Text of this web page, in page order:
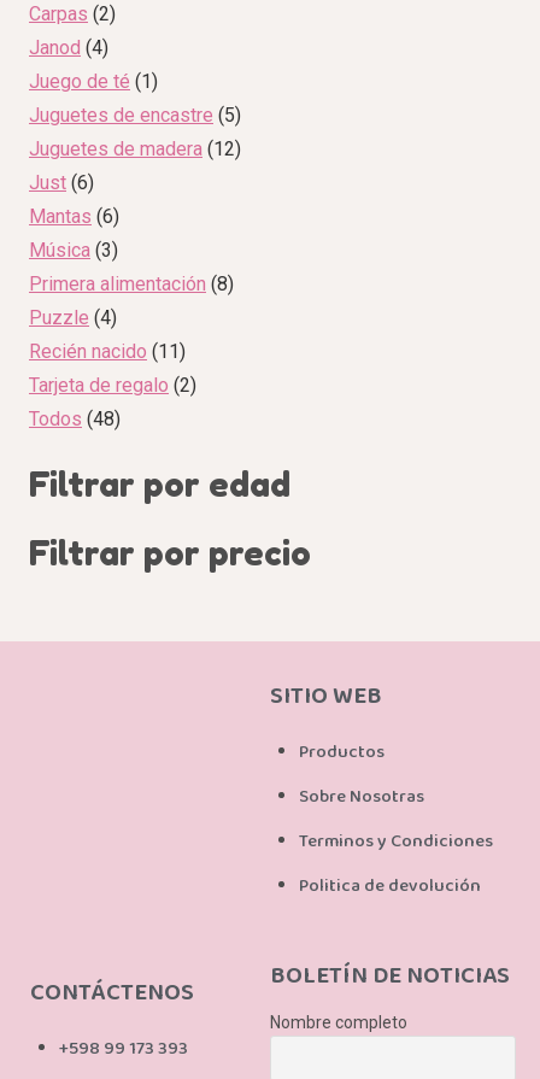
Carpas 2
Janod 4
Juego de té 1
Juguetes de encastre 5
Juguetes de madera 12
Just 6
Mantas 6
Música 3
Primera alimentación 8
Puzzle 4
Recién nacido 11
Tarjeta de regalo 2
Todos 48
Filtrar por edad
Filtrar por precio
SITIO WEB
Productos
Sobre Nosotras
Terminos y Condiciones
Politica de devolución
CONTÁCTENOS
+598 99 173 393
BOLETÍN DE NOTICIAS
Nombre completo